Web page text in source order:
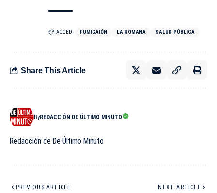
TAGGED: FUMIGAIÓN LA ROMANA SALUD PÚBLICA
Share This Article
ByREDACCIÓN DE ÚLTIMO MINUTO
Redacción de De Último Minuto
PREVIOUS ARTICLE NEXT ARTICLE